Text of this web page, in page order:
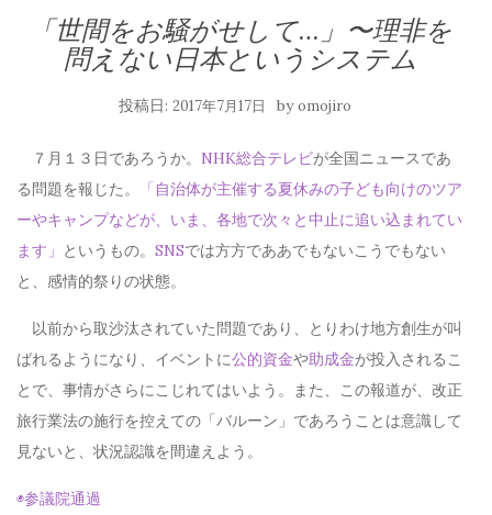
「世間をお騒がせして…」〜理非を
問えない日本というシステム
投稿日: 2017年7月17日 byomojiro
７月１３日であろうか。 NHK総合テレビが全国ニュースであ
る問題を報じた。
「自治体が主催する夏休みの子ども向けのツア
ーやキャンプなどが、いま、各地で次々と中止に追い込まれてい
ます」 というもの。 SNSでは方方でああでもないこうでもない
と、感情的祭りの状態。
以前から取沙汰されていた問題であり、とりわけ地方創生が叫
ばれるようになり、イベントに公的資金や助成金が投入されるこ
とで、事情がさらにこじれてはいよう。また、この報道が、改正
旅行業法の施行を控えての「バルーン」であろうことは意識して
見ないと、状況認識を間違えよう。
◉参議院通過